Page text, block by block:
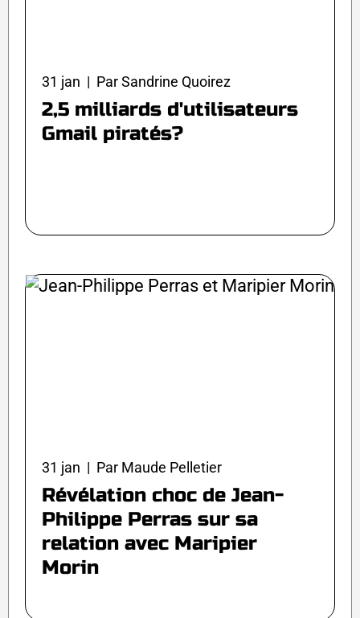
31 jan | Par Sandrine Quoirez
2,5 milliards d'utilisateurs
Gmail piratés?
31 jan | Par Maude Pelletier
Révélation choc de Jean-
Philippe Perras sur sa
relation avec Maripier
Morin